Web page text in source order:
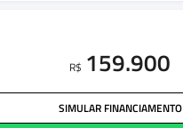
R$ 159.900
SIMULAR FINANCIAMENTO